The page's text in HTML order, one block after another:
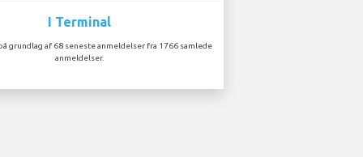
I Terminal
grundlag af 68 seneste anmeldelser fra 1766 samlede
anmeldelser.